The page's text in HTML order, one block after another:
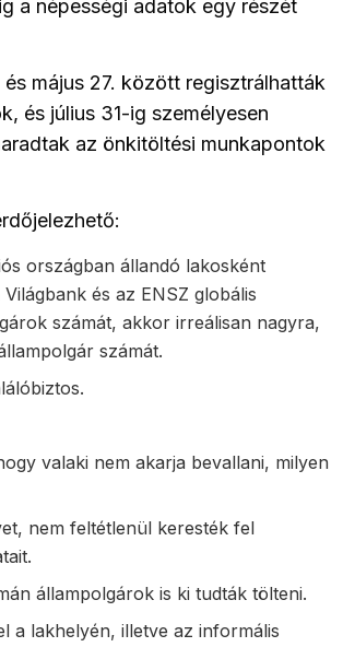
a népességi adatok egy részét
május 27. között regisztrálhatták
és július 31-ig személyesen
az önkitöltési munkapontok
országban állandó lakosként
és az ENSZ globális
számát, akkor irreálisan nagyra,
számát.
valaki nem akarja bevallani, milyen
nem feltétlenül keresték fel
állampolgárok is ki tudták tölteni.
a lakhelyén, illetve az informális